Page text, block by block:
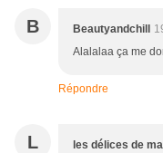
B Beautyandchill
Alalalaa ça me
Répondre
L les délices de